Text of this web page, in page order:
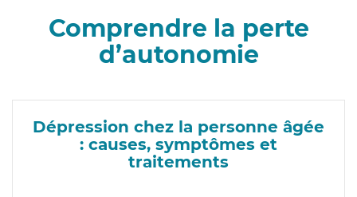
Comprendre la perte
d’autonomie
Dépression chez la personne âgée
: causes, symptômes et
traitements